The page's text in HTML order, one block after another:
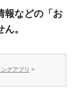
報などの「お
。
グアプリ >